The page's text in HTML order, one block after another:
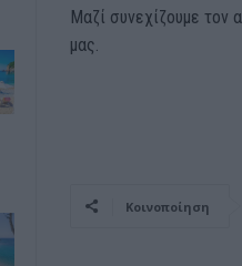
Μαζί συνεχίζουμε τον
μας.
Κοινοποίηση